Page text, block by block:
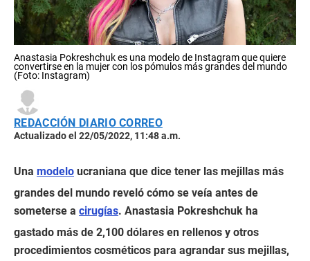
Anastasia Pokreshchuk es una modelo de Instagram que quiere
convertirse en la mujer con los pómulos más grandes del mundo
(Foto: Instagram)
REDACCIÓN DIARIO CORREO
Actualizado el 22/05/2022, 11:48 a.m.
Una modelo ucraniana que dice tener las mejillas más
grandes del mundo reveló cómo se veía antes de
someterse a cirugías. Anastasia Pokreshchuk ha
gastado más de 2,100 dólares en rellenos y otros
procedimientos cosméticos para agrandar sus mejillas,